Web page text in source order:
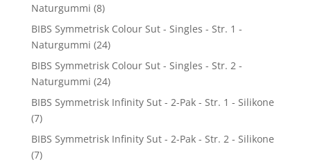
Naturgummi (8)
BIBS Symmetrisk Colour Sut - Singles - Str. 1 -
Naturgummi (24)
BIBS Symmetrisk Colour Sut - Singles - Str. 2 -
Naturgummi (24)
BIBS Symmetrisk Infinity Sut - 2-Pak - Str. 1 - Silikone
(7)
BIBS Symmetrisk Infinity Sut - 2-Pak - Str. 2 - Silikone
(7)